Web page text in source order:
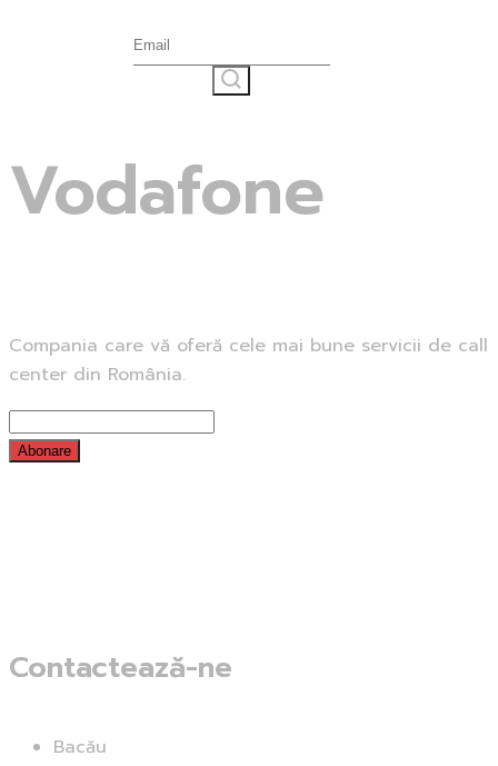
Vodafone
Compania care vă oferă cele mai bune servicii de call
center din România.
Abonare
Contactează-ne
Bacău